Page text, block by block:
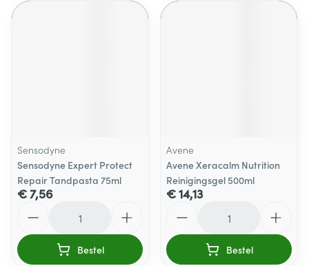
Sensodyne
Sensodyne Expert Protect
Repair Tandpasta 75ml
€ 7,56
Bestel
Avene
Avene Xeracalm Nutrition
Reinigingsgel 500ml
€ 14,13
Bestel